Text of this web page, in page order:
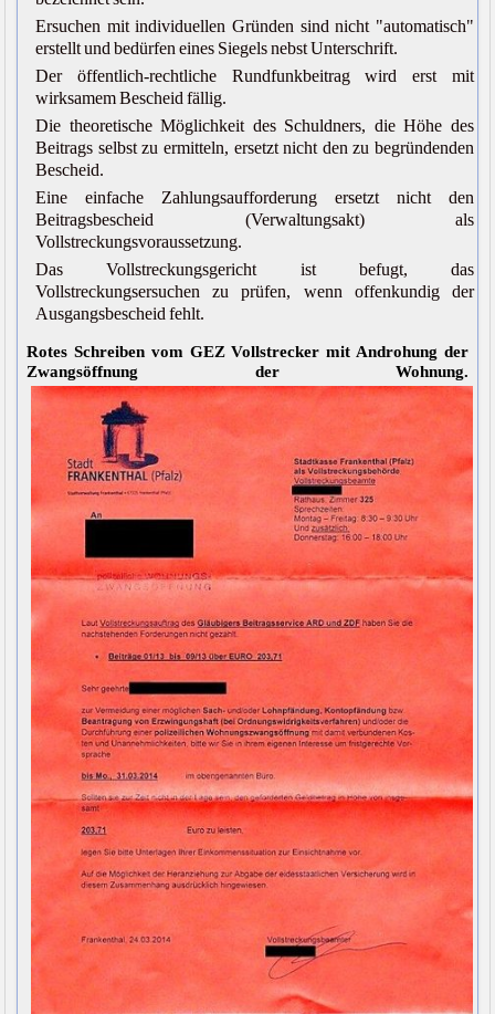
Ersuchen mit individuellen Gründen sind nicht "automatisch"
erstellt und bedürfen eines Siegels nebst Unterschrift.
Der öffentlich-rechtliche Rundfunkbeitrag wird erst mit
wirksamem Bescheid fällig.
Die theoretische Möglichkeit des Schuldners, die Höhe des
Beitrags selbst zu ermitteln, ersetzt nicht den zu begründenden
Bescheid.
Eine einfache Zahlungsaufforderung ersetzt nicht den
Beitragsbescheid (Verwaltungsakt) als
Vollstreckungsvoraussetzung.
Das Vollstreckungsgericht ist befugt, das
Vollstreckungsersuchen zu prüfen, wenn offenkundig der
Ausgangsbescheid fehlt.
Rotes Schreiben vom GEZ Vollstrecker mit Androhung der
Zwangsöffnung der Wohnung.